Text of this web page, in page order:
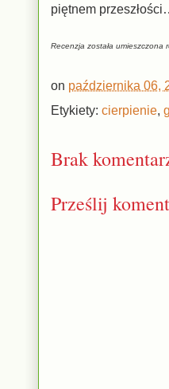
piętnem
Recenzja została umieszczona
on października 06,
Etykiety: cierpienie,
Brak
Prześlij